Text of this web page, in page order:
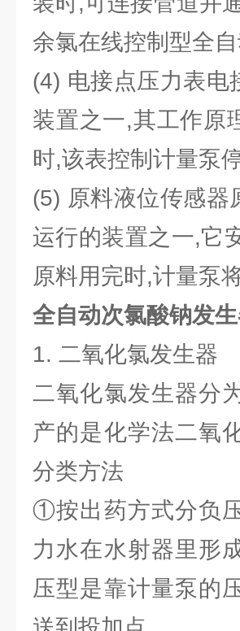
余氯在线控制型全
(4) 电接点压力表电
装置之一,其工作原
时,该表控制计量泵
(5) 原料液位传感器
运行的装置之一,它
原料用完时,计量泵
全自动次氯酸钠发
1. 二氧化氯发生器
二氧化氯发生器分
产的是化学法二氧
分类方法
①按出药方式分负
力水在水射器里形
压型是靠计量泵的